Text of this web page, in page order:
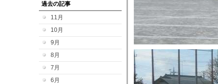
過去の記事
11月
10月
9月
8月
7月
6月